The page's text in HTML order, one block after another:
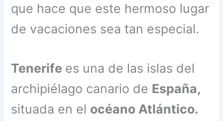
que hace que este hermoso lugar
de vacaciones sea tan especial.
Tenerife es una de las islas del
archipiélago canario de España,
situada en el océano Atlántico.